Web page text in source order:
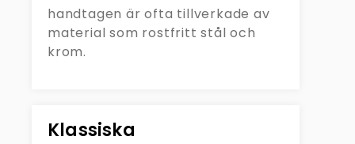
handtagen är ofta tillverkade av
material som rostfritt stål och
krom.
Klassiska